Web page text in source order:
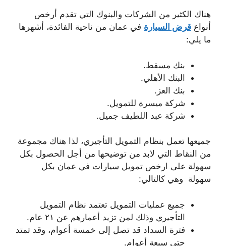
هناك الكثير من الشركات والبنوك التي تقدم أرخص
أنواع قرض السيارة في عمان من ناحية الفائدة، أشهرها
ما يلي:
بنك مسقط.
البنك الأهلي.
بنك العز.
شركة ميسرة للتمويل.
شركة عبد اللطيف جميل.
جميعها تعمل بنظام التمويل التأجيري، لذا هناك مجموعة
من النقاط التي لابد من توضيحها من أجل الحصول بكل
سهولة على ارخص تمويل سيارات في عمان بكل
سهولة وهي كالتالي:
جميع عمليات التمويل تعتمد نظام التمويل
التأجيري وذلك لمن تزيد أعمارهم عن ٢١ عام.
فترة السداد قد تصل إلى خمسة أعوام، وقد تمتد
حتى سبعة أعوام.